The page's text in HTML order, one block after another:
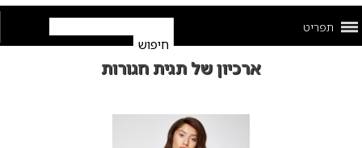
תפריט
ארכיון של תגית חגורות